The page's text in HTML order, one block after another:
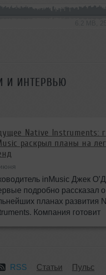
И ИНТЕРВЬЮ
Native Instruments:
раскрыл планы на
inMusic Джек
подробно рассказал о
планах развития
Компания готовит
RSS Статьи Пульс